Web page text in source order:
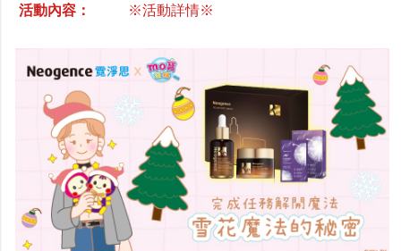
活動內容： ※活動詳情※